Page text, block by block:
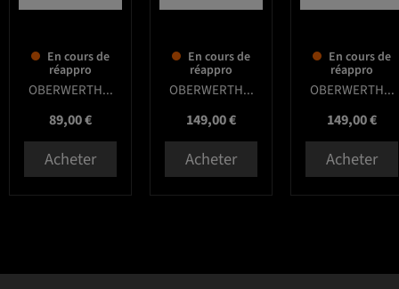
En cours de
réappro
OBERWERTH...
Prix
89,00 €
Acheter
En cours de
réappro
OBERWERTH...
Prix
149,00 €
Acheter
En cours de
réappro
OBERWERTH...
Prix
149,00 €
Acheter